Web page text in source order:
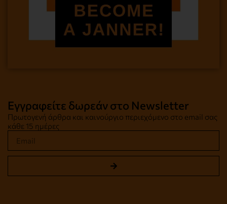
Εγγραφείτε δωρεάν στο Newsletter
Πρωτογενή άρθρα και καινούργιο περιεχόμενο στο email σας
κάθε 15 ημέρες